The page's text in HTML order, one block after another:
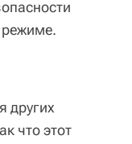
режиме.
других
что этот